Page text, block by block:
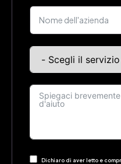
Dichiaro di aver letto e